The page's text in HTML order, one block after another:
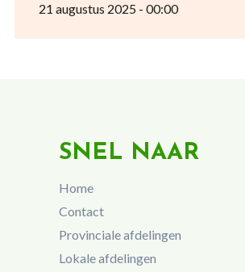
21 augustus 2025 - 00:00
SNEL NAAR
Home
Contact
Provinciale afdelingen
Lokale afdelingen